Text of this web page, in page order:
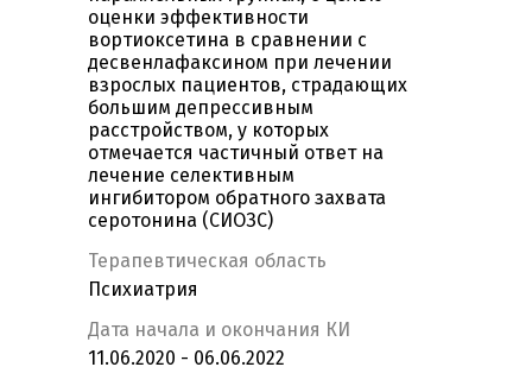
оценки эффективности
вортиоксетина в сравнении с
десвенлафаксином при лечении
взрослых пациентов, страдающих
большим депрессивным
расстройством, у которых
отмечается частичный ответ на
лечение селективным
ингибитором обратного захвата
серотонина (СИОЗС)
Терапевтическая область
Психиатрия
Дата начала и окончания КИ
11.06.2020 - 06.06.2022